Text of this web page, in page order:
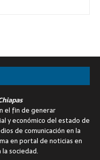
el fin de generar
y económico del estado de
de comunicación en la
en portal de noticias en
sociedad.